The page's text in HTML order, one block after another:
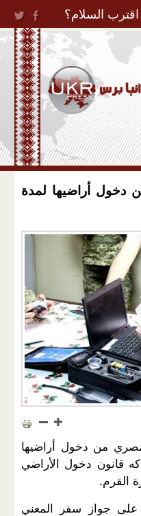
Jump
اقترب السلام؟
دخول أراضيها لمدة
مصري من دخول أراضيها
قانون دخول الأراضي
القرم.
على جواز سفر المعني